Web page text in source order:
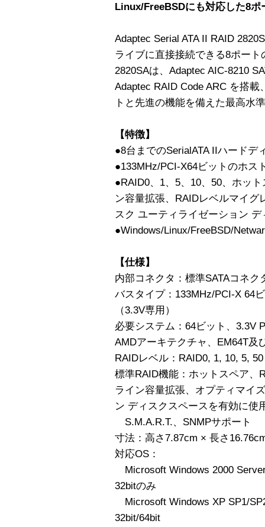
Linux/FreeBSDにも対応した8
Adaptec Serial ATA II RAID
ライブに直接接続できる8ポー
2820SAは、Adaptec AIC-8210
Adaptec RAID Code ARC を搭
トと先進の機能を備えた最高水
【特徴】
●8台までのSerialATA IIハードデ
●133MHz/PCI-X64ビットのホス
●RAID0、1、5、10、50、ホッ
ン容量拡張、RAIDレベルマイ
スク ユーティライゼーション
●Windows/Linux/FreeBSD/
【仕様】
内部コネクタ：標準SATAコネク
バスタイプ：133MHz/PCI-X 64
（3.3V専用）
必要システム：64ビット、3.3V
AMDアーキテクチャ、EM64T及
RAIDレベル：RAID0, 1, 10, 5, 50
標準RAID機能：ホットスペア、
ライン容量拡張、オプティマイ
ン ディスクスペースを有効に使
S.M.A.R.T.、SNMPサポート
寸法：高さ7.87cm × 長さ
対応OS：
Microsoft Windows 2000
32bitのみ
Microsoft Windows XP SP1/
32bit/64bit